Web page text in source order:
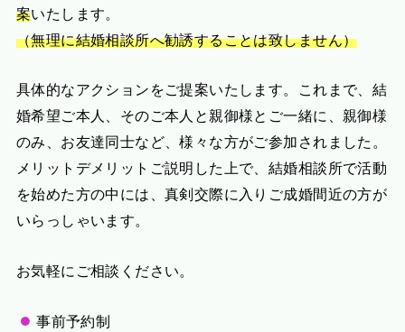
案いたします。
（無理に結婚相談所へ勧誘することは致しません）
具体的なアクションをご提案いたします。これまで、結
婚希望ご本人、そのご本人と親御様とご一緒に、親御様
のみ、お友達同士など、様々な方がご参加されました。
メリットデメリットご説明した上で、結婚相談所で活動
を始めた方の中には、真剣交際に入りご成婚間近の方が
いらっしゃいます。
お気軽にご相談ください。
事前予約制